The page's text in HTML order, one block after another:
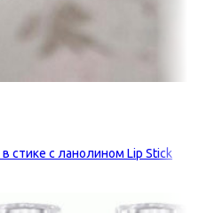
стике с ланолином Lip Stick